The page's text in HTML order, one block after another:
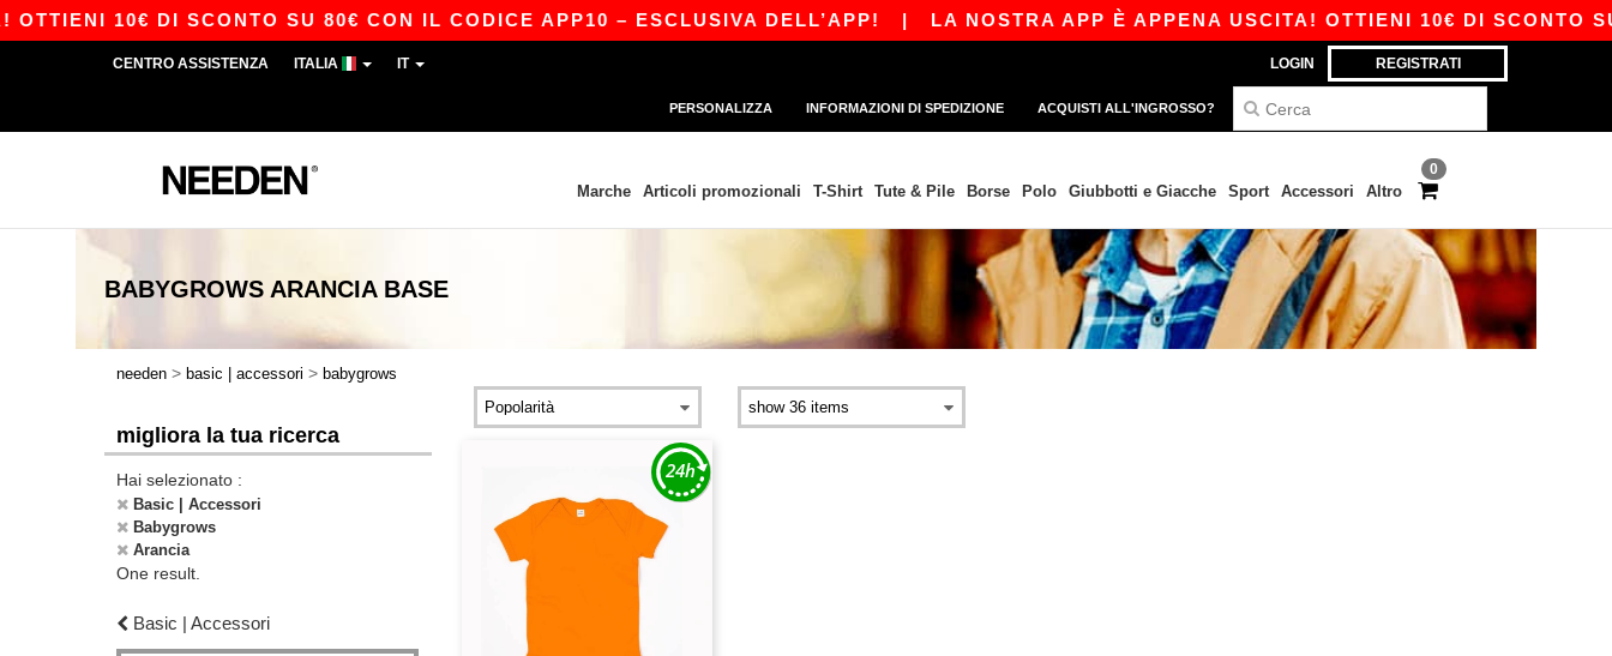
10€ DI SCONTO SU 80€ CON IL CODICE APP10 – ESCLUSIVA DELL’APP!| LA NOSTRA APP È APPENA USCITA! OTTIENI 10€ DI SCONTO
LOGIN REGISTRATI
CENTRO ASSISTENZA ITALIA IT
PERSONALIZZA INFORMAZIONI DI SPEDIZIONE ACQUISTI ALL'INGROSSO?
0
Marche Articoli promozionali T-Shirt Tute & Pile Borse Polo Giubbotti e Giacche Sport Accessori Altro
BABYGROWS ARANCIA BASE
needen > basic | accessori > babygrows
migliora la tua ricerca
Hai selezionato :
Basic | Accessori
Babygrows
Arancia
One result.
Basic | Accessori